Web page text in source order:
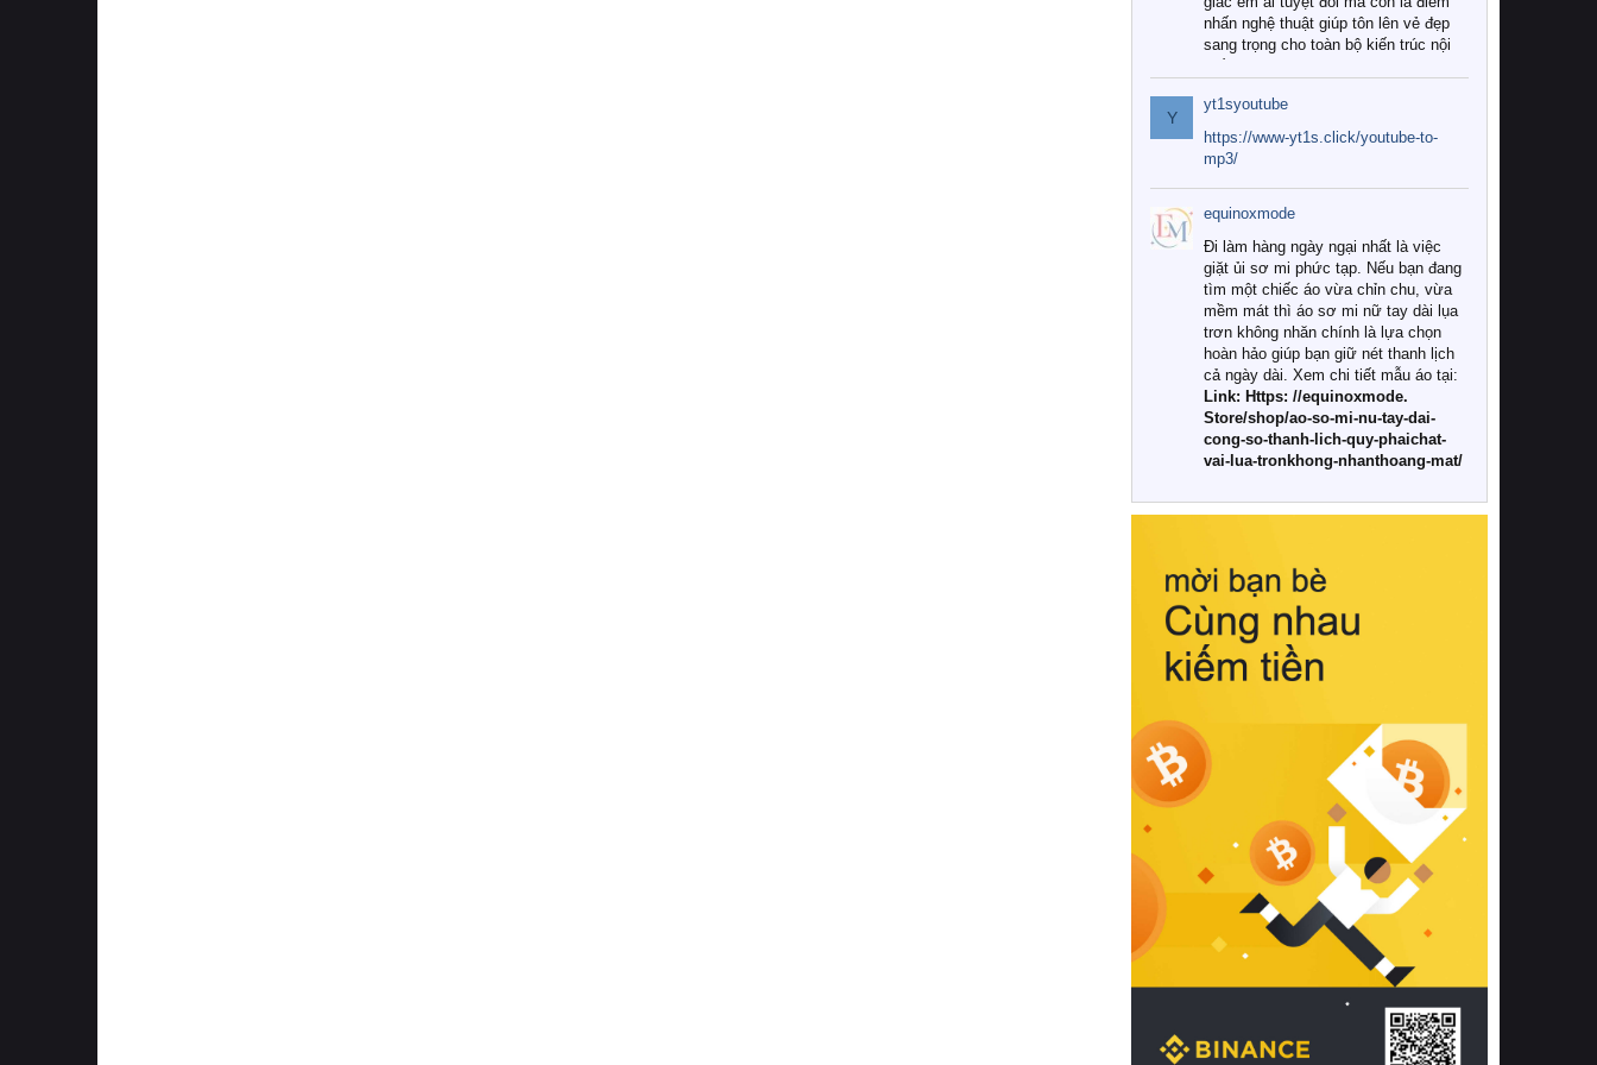
nhấn nghệ thuật giúp tôn lên vẻ đẹp
sang trọng cho toàn bộ kiến trúc nội
Tuy nhiên, giữa thị trường đa dạng
với vô vàn thương hiệu và mẫu mã
như hiện nay, làm thế nào để chọn
được những bộ chăn ga gối đệm cao
cấp thực sự chất lượng, phù hợp với
khí hậu và nhu cầu sử dụng của gia
đình? Hãy cùng chúng tôi đi tìm lời
giải đáp chi tiết qua bài viết dưới đây.
1. Tại sao các gia đình hiện đại lại ưa
chuộng chăn ga gối đệm cao cấp?
Khác với các dòng sản phẩm thông
thường, những bộ chăn ga gối đệm
cao cấp trải qua quy trình sản xuất
nghiêm ngặt từ khâu chọn lọc nguyên
liệu tự nhiên đến công nghệ dệt
nhuộm hiện đại không chứa hóa chất
này, bạn sẽ cảm nhận rõ rệt sự khác
hồi chuẩn xác của phần đệm nâng đỡ
cột sống.
Bên cạnh đó, việc lựa chọn các dòng
sản phẩm đạt chuẩn chất lượng quốc
tế còn giúp ngăn ngừa tình trạng kích
khuẩn và nấm mốc trong điều kiện
thời tiết nóng ẩm. Bạn có thể tìm hiểu
thêm các nghiên cứu khoa học về tác
động của giấc ngủ và môi trường
phòng ngủ đối với sức khỏe con
người tại Sleep Foundation (External
Link) để có cái nhìn toàn diện hơn.
2. Các tiêu chí vàng khi lựa chọn
chăn ga gối đệm cao cấp cho phòng
ngủ
Để sở hữu một bộ chăn ga gối đệm
cao cấp hoàn hảo cả về thẩm mỹ lẫn
công năng, người tiêu dùng cần cân
nhắc kỹ lưỡng các tiêu chí quan trọng
Y
yt1syoutube
https://www-yt1s.click/youtube-to-
mp3/
equinoxmode
Đi làm hàng ngày ngại nhất là việc
giặt ủi sơ mi phức tạp. Nếu bạn đang
tìm một chiếc áo vừa chỉn chu, vừa
mềm mát thì áo sơ mi nữ tay dài lụa
trơn không nhăn chính là lựa chọn
hoàn hảo giúp bạn giữ nét thanh lịch
cả ngày dài. Xem chi tiết mẫu áo tại:
Link: Https: //equinoxmode.
Store/shop/ao-so-mi-nu-tay-dai-
cong-so-thanh-lich-quy-phaichat-
vai-lua-tronkhong-nhanthoang-mat/